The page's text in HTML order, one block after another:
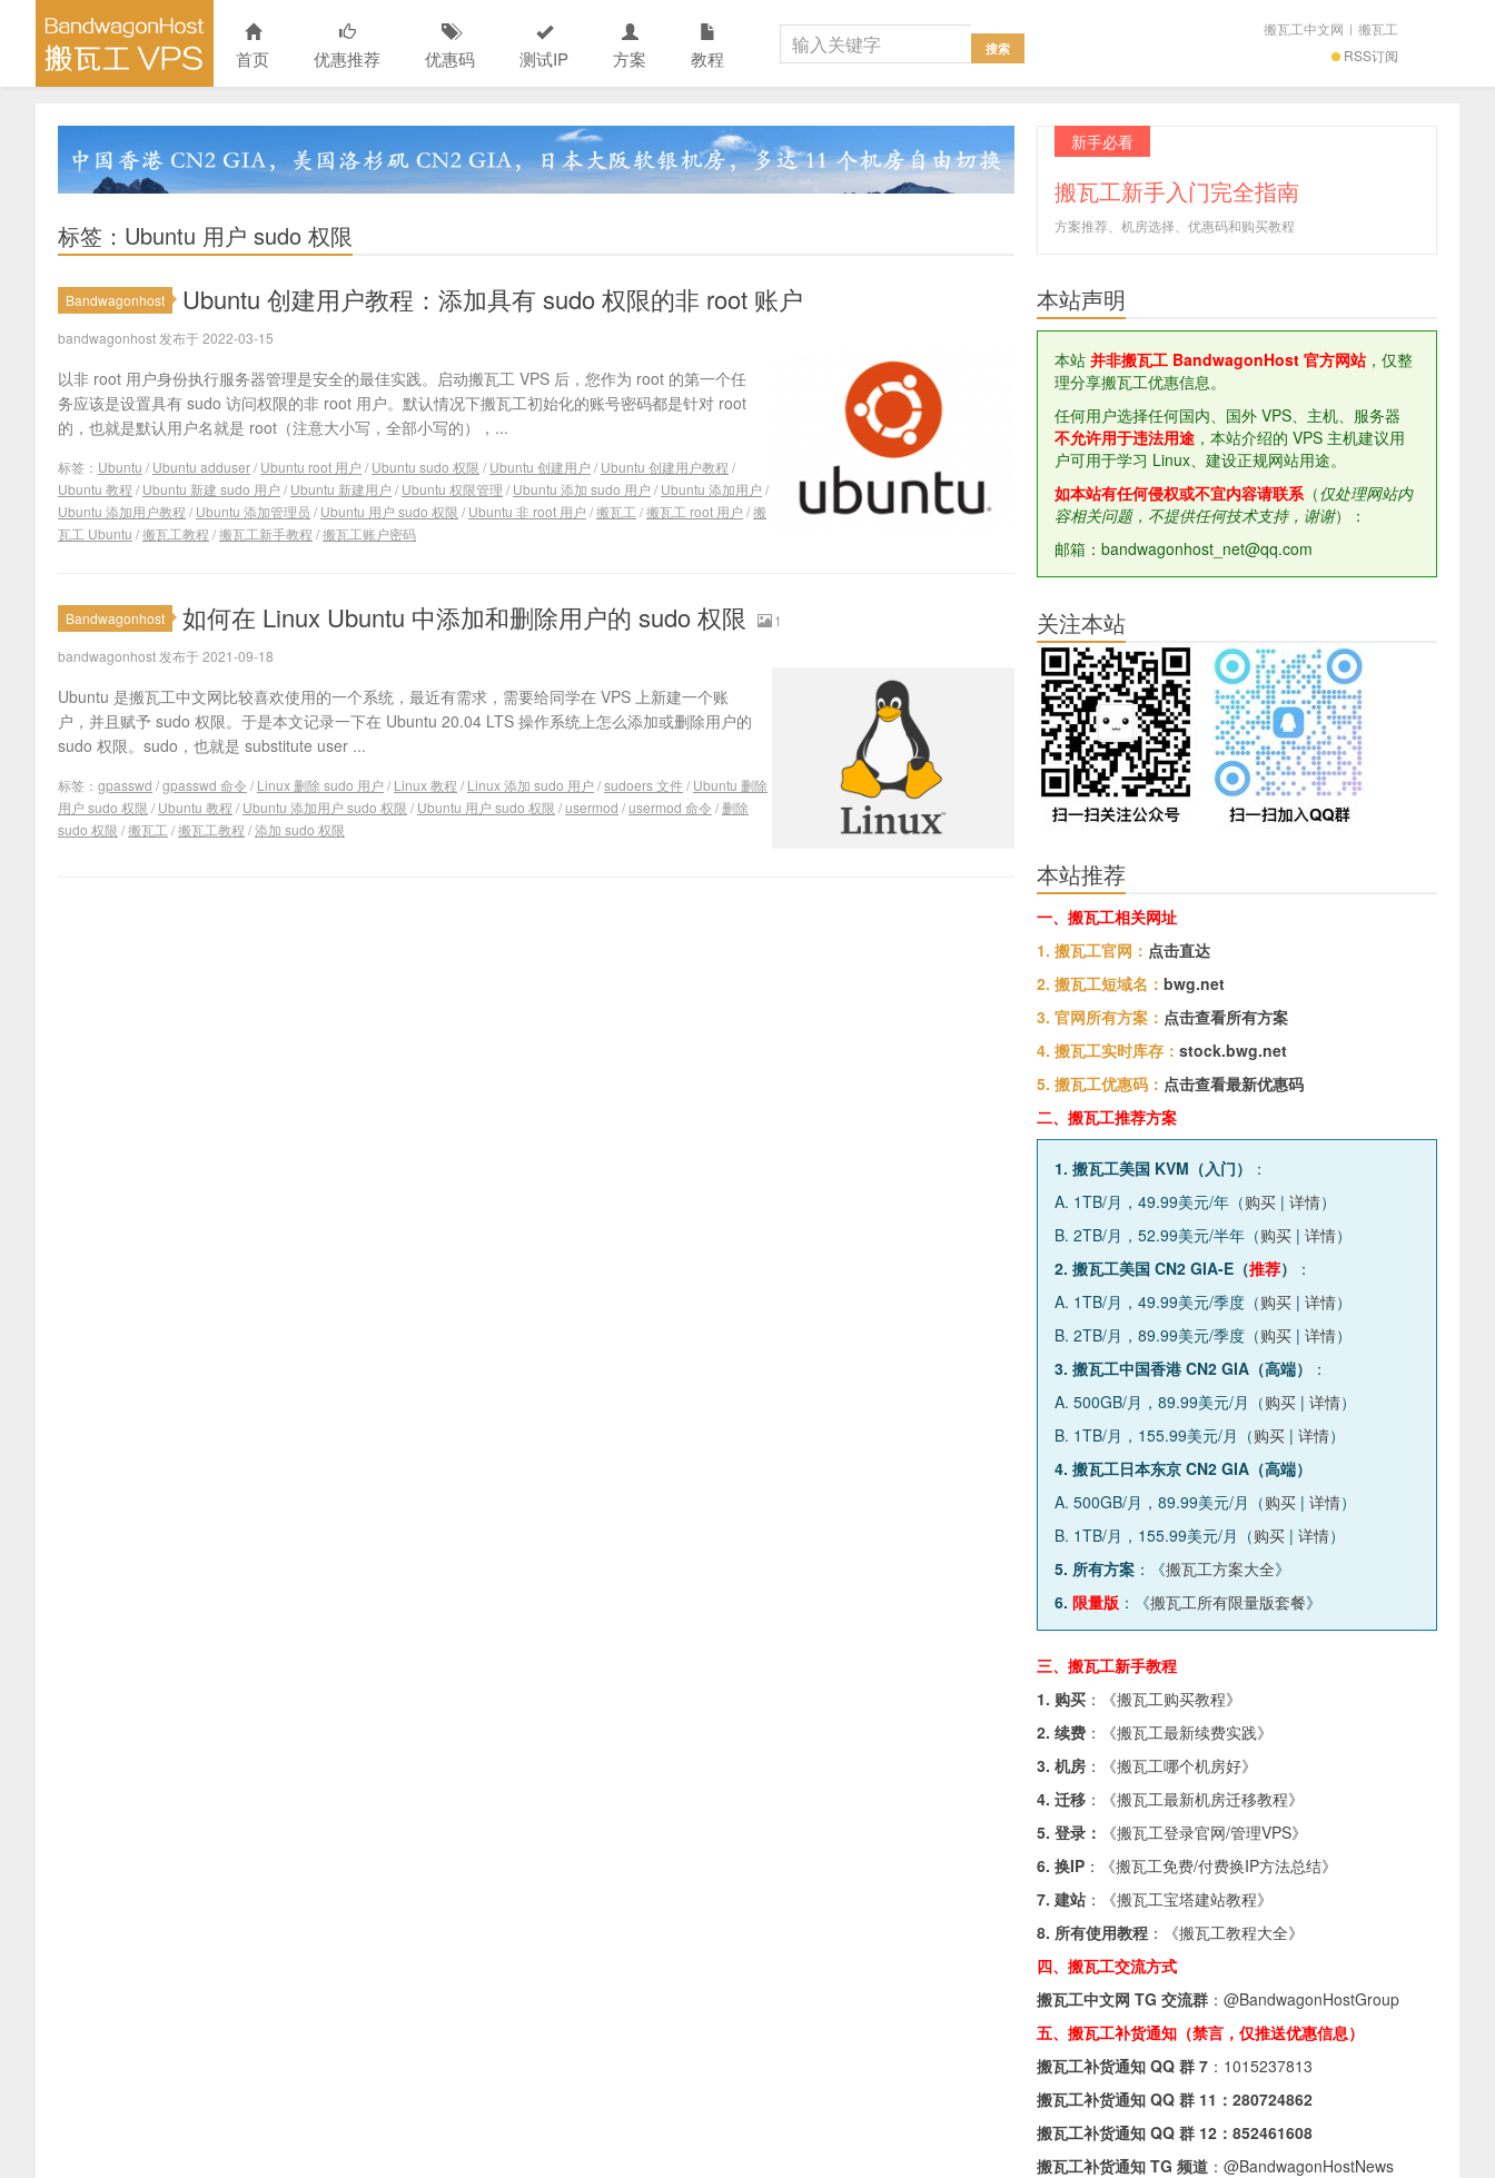
首页 优惠推荐 优惠码 测试IP 方案 教程 RSS订阅
搬瓦工中文网 | 搬瓦工
标签：Ubuntu 用户 sudo 权限
Bandwagonhost Ubuntu 创建用户教程：添加具有 sudo 权限的非 root 账户
bandwagonhost 发布于 2022-03-15
以非 root 用户身份执行服务器管理是安全的最佳实践。启动搬瓦工 VPS 后，您作为 root 的第一个任
务应该是设置具有 sudo 访问权限的非 root 用户。默认情况下搬瓦工初始化的账号密码都是针对 root
的，也就是默认用户名就是 root（注意大小写，全部小写的），...
标签： Ubuntu / Ubuntu adduser/ Ubuntu root 用户 / Ubuntu sudo 权限 / Ubuntu 创建用户 / Ubuntu 创建用户教程 /
Ubuntu 教程 / Ubuntu 新建 sudo 用户 / Ubuntu 新建用户 / Ubuntu 权限管理 / Ubuntu 添加 sudo 用户 / Ubuntu 添加用户 /
Ubuntu 添加用户教程 / Ubuntu 添加管理员 / Ubuntu 用户 sudo 权限 / Ubuntu 非 root 用户 /搬瓦工 /搬瓦工 root 用户 /搬
瓦工 Ubuntu /搬瓦工教程 /搬瓦工新手教程 /搬瓦工账户密码
Bandwagonhost 如何在 Linux Ubuntu 中添加和删除用户的 sudo 权限
1
bandwagonhost 发布于 2021-09-18
Ubuntu 是搬瓦工中文网比较喜欢使用的一个系统，最近有需求，需要给同学在 VPS 上新建一个账
户，并且赋予 sudo 权限。于是本文记录一下在 Ubuntu 20.04 LTS 操作系统上怎么添加或删除用户的
sudo 权限。sudo，也就是 substitute user ...
标签： gpasswd /gpasswd 命令 / Linux 删除 sudo 用户 / Linux 教程 / Linux 添加 sudo 用户 /sudoers 文件/ Ubuntu 删除
用户 sudo 权限 / Ubuntu 教程 / Ubuntu 添加用户 sudo 权限 / Ubuntu 用户 sudo 权限 /usermod /usermod 命令 /删除
sudo 权限 /搬瓦工 /搬瓦工教程 /添加 sudo 权限
新手必看
搬瓦工新手入门完全指南
方案推荐、机房选择、优惠码和购买教程
本站声明
本站 并非搬瓦工 BandwagonHost 官方网站，仅整
理分享搬瓦工优惠信息。
任何用户选择任何国内、国外 VPS、主机、服务器
不允许用于违法用途 ，本站介绍的 VPS 主机建议用
户可用于学习 Linux、建设正规网站用途。
如本站有任何侵权或不宜内容请联系（仅处理网站内
容相关问题，不提供任何技术支持，谢谢）：
邮箱：bandwagonhost_net@qq.com
关注本站
本站推荐
一、搬瓦工相关网址
1. 搬瓦工官网： 点击直达
2. 搬瓦工短域名： bwg.net
3. 官网所有方案： 点击查看所有方案
4. 搬瓦工实时库存： stock.bwg.net
5. 搬瓦工优惠码： 点击查看最新优惠码
二、搬瓦工推荐方案
1. 搬瓦工美国 KVM（入门）
：
A. 1TB/月，49.99美元/年（购买 | 详情）
B. 2TB/月，52.99美元/半年（购买 | 详情）
2. 搬瓦工美国 CN2 GIA-E（推荐）
：
A. 1TB/月，49.99美元/季度（购买 | 详情）
B. 2TB/月，89.99美元/季度（购买 | 详情）
3. 搬瓦工中国香港 CN2 GIA（高端）
：
A. 500GB/月，89.99美元/月（购买 | 详情）
B. 1TB/月，155.99美元/月（购买 | 详情）
4. 搬瓦工日本东京 CN2 GIA（高端）
A. 500GB/月，89.99美元/月（购买 | 详情）
B. 1TB/月，155.99美元/月（购买 | 详情）
5. 所有方案 ：《搬瓦工方案大全》
6. 限量版 ：《搬瓦工所有限量版套餐》
三、搬瓦工新手教程
1. 购买 ：《搬瓦工购买教程》
2. 续费 ：《搬瓦工最新续费实践》
3. 机房 ：《搬瓦工哪个机房好》
4. 迁移 ：《搬瓦工最新机房迁移教程》
5. 登录：
《搬瓦工登录官网/管理VPS》
6. 换IP ：《搬瓦工免费/付费换IP方法总结》
7. 建站 ：《搬瓦工宝塔建站教程》
8. 所有使用教程 ：《搬瓦工教程大全》
四、搬瓦工交流方式
搬瓦工中文网 TG 交流群 ： @BandwagonHostGroup
五、搬瓦工补货通知（禁言，仅推送优惠信息）
搬瓦工补货通知 QQ 群 7 ： 1015237813
搬瓦工补货通知 QQ 群 11： 280724862
搬瓦工补货通知 QQ 群 12： 852461608
搬瓦工补货通知 TG 频道 ： @BandwagonHostNews